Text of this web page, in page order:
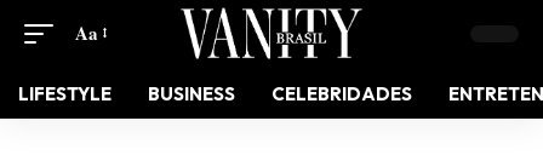
Aa
LIFESTYLE BUSINESS CELEBRIDADES